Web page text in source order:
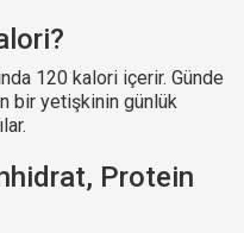
120 kalori içerir. Günde
bir yetişkinin günlük
Protein